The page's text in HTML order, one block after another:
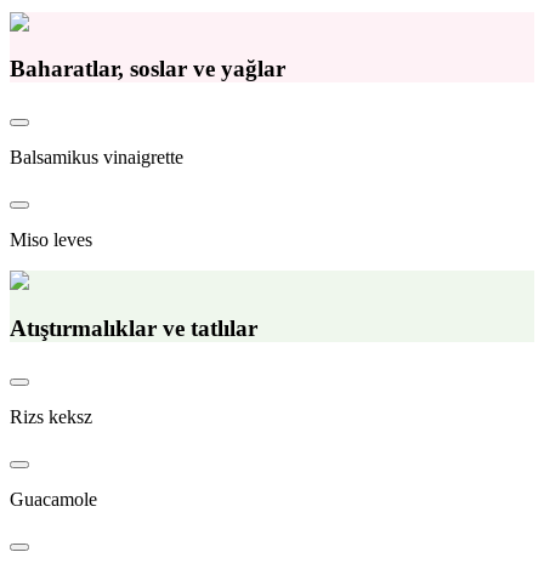
Baharatlar, soslar ve yağlar
Balsamikus vinaigrette
Miso leves
Atıştırmalıklar ve tatlılar
Rizs keksz
Guacamole